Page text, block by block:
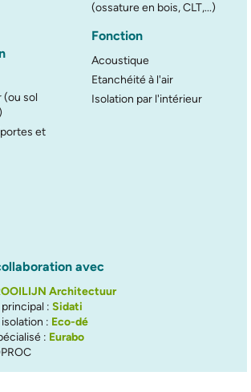
(ossature en bois, CLT,...)
(ou sol
et
Fonction
Acoustique
Etanchéité à l'air
Isolation par l'intérieur
avec
Architectuur
:Sidati
: Eco-dé
: Eurabo